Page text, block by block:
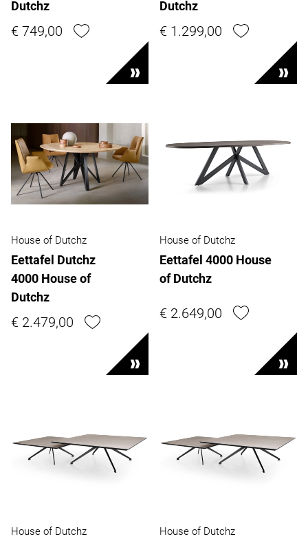
Dutchz
€ 749,00
Dutchz
€ 1.299,00
House of Dutchz
Eettafel Dutchz
4000 House of
Dutchz
€ 2.479,00
House of Dutchz
Eettafel 4000 House
of Dutchz
€ 2.649,00
House of Dutchz House of Dutchz